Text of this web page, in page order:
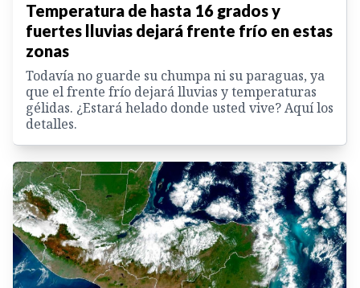
Temperatura de hasta 16 grados y
fuertes lluvias dejará frente frío en estas
zonas
Todavía no guarde su chumpa ni su paraguas, ya
que el frente frío dejará lluvias y temperaturas
gélidas. ¿Estará helado donde usted vive? Aquí los
detalles.